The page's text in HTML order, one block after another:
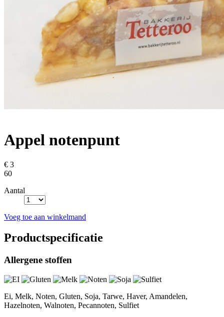
Appel notenpunt
€ 3
60
Aantal
Voeg toe aan winkelmand
Productspecificatie
Allergene stoffen
Ei, Melk, Noten, Gluten, Soja, Tarwe, Haver, Amandelen,
Hazelnoten, Walnoten, Pecannoten, Sulfiet